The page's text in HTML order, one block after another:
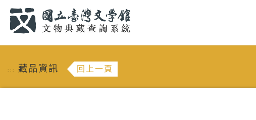
::: 藏品資訊 回上一頁